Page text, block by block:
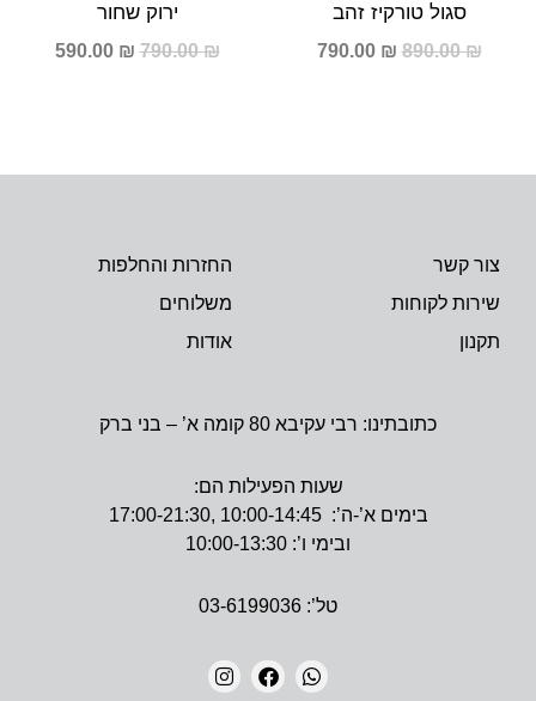
סגול טורקיז זהב
890.00₪
790.00 ₪
ירוק שחור
790.00₪
590.00 ₪
צור קשר
שירות לקוחות
תקנון
החזרות והחלפות
משלוחים
אודות
כתובתינו: רבי עקיבא 80 קומה א’ – בני ברק
שעות הפעילות הם:
בימים א’-ה’: 10:00-14:45 ,17:00-21:30
ובימי ו’: 10:00-13:30
טל’: 03-6199036